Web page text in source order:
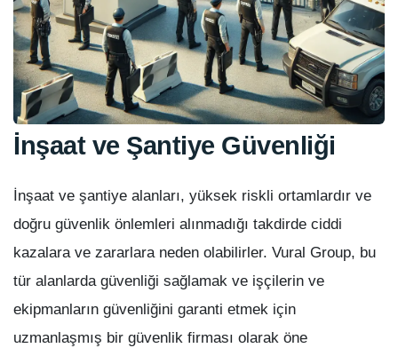
İnşaat ve Şantiye Güvenliği
İnşaat ve şantiye alanları, yüksek riskli ortamlardır ve
doğru güvenlik önlemleri alınmadığı takdirde ciddi
kazalara ve zararlara neden olabilirler. Vural Group, bu
tür alanlarda güvenliği sağlamak ve işçilerin ve
ekipmanların güvenliğini garanti etmek için
uzmanlaşmış bir güvenlik firması olarak öne